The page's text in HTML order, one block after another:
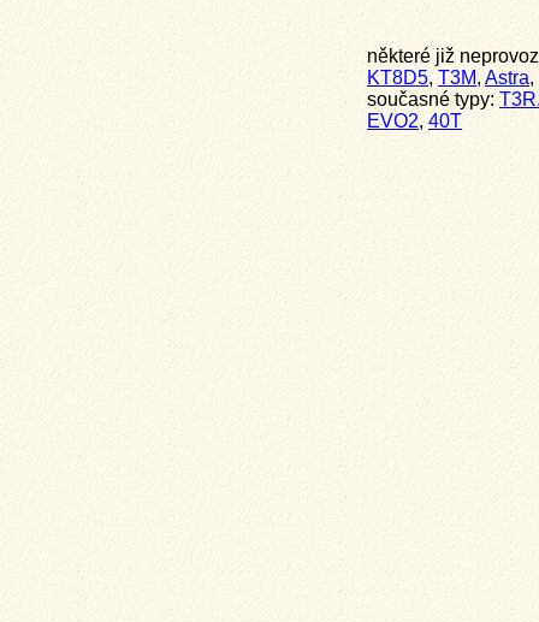
některé již
KT8D5,T3M,Astra,
současné typy:
EVO2,40T